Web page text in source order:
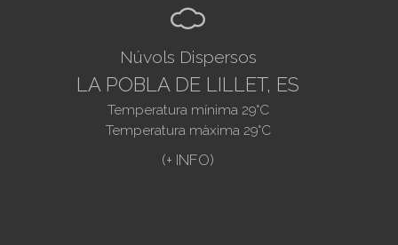
N
Núvols Dispersos
LA POBLA DE LILLET, ES
Temperatura mínima 29°C
Temperatura màxima 29°C